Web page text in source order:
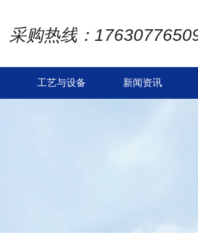
采购热线：
工艺与设备 新闻资讯